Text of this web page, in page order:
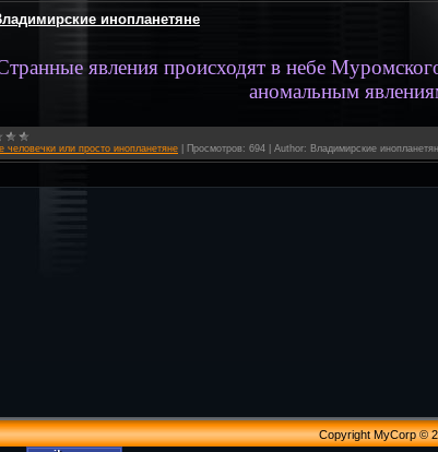
инопланетяне
явления происходят в небе
аномальным
человечки или просто инопланетяне Просмотров: 694 Author: Владимирские
Copyright MyCorp ©